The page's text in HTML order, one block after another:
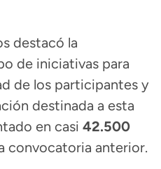
destacó la
de iniciativas para
de los participantes y
destinada a esta
en casi 42.500
convocatoria anterior.